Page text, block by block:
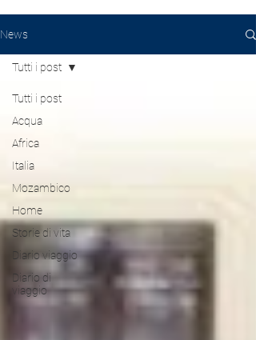
News
Tutti i post
Acqua
Africa
Italia
Mozambico
Home
Storie di vita
Diario viaggio
Diario di
viaggio
Tutti i post